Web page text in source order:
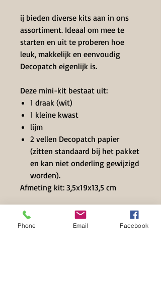
ij bieden diverse kits aan in ons
assortiment. Ideaal om mee te
starten en uit te proberen hoe
leuk, makkelijk en eenvoudig
Decopatch eigenlijk is.
Deze mini-kit bestaat uit:
1 draak (wit)
1 kleine kwast
lijm
2 vellen Decopatch papier
(zitten standaard bij het pakket
en kan niet onderling gewijzigd
worden).
Afmeting kit: 3,5x19x13,5 cm
TIP: Zéér leuk om iemand cadeau
te geven of mee te nemen op
Phone Email Facebook